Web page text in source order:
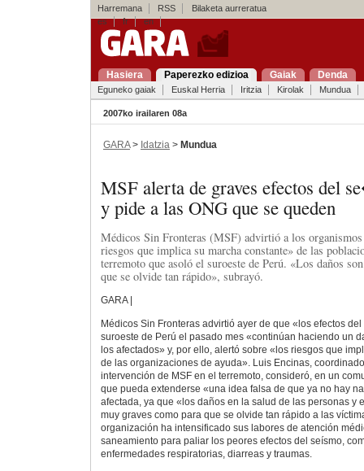
Harremana RSS
Bilaketa aurreratua
es
fr en
Hasiera Paperezko edizioa Gaiak Denda
Eguneko gaiak Euskal Herria Iritzia Kirolak Mundua
2007ko irailaren 08a
GARA> Idatzia > Mundua
MSF alerta de graves efectos del
y pide a las ONG que se queden
Médicos Sin Fronteras (MSF) advirtió a los
riesgos que implica su marcha constante» de las
terremoto que asoló el suroeste de Perú. «Los daños
que se olvide tan rápido», subrayó.
GARA |
Médicos Sin Fronteras advirtió ayer de que «los efectos
suroeste de Perú el pasado mes «continúan haciendo un
los afectados» y, por ello, alertó sobre «los riesgos que
de las organizaciones de ayuda». Luis Encinas,
intervención de MSF en el terremoto, consideró, en un
que pueda extenderse «una idea falsa de que ya no hay
afectada, ya que «los daños en la salud de las personas y
muy graves como para que se olvide tan rápido a las
organización ha intensificado sus labores de atención
saneamiento para paliar los peores efectos del seísmo,
enfermedades respiratorias, diarreas y traumas.